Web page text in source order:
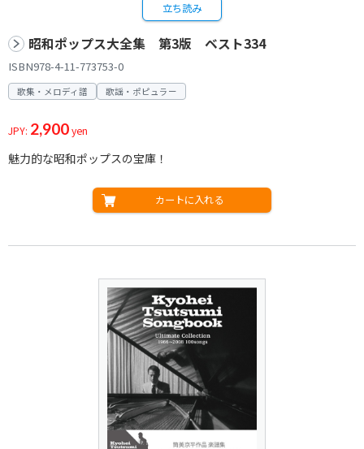
立ち読み
昭和ポップス大全集 第3版 ベスト334
ISBN978-4-11-773753-0
歌集・メロディ譜 歌謡・ポピュラー
JPY: 2,900yen
魅力的な昭和ポップスの宝庫！
カートに入れる